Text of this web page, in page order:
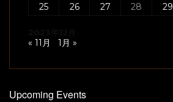
25
26 27 28 29
« 11月 1月 »
Upcoming Events